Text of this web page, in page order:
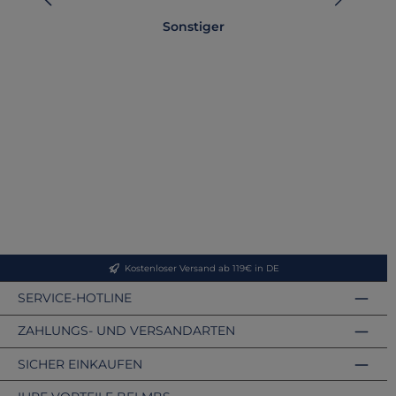
Sonstiger
Kostenloser Versand ab 119€ in DE
SERVICE-HOTLINE
ZAHLUNGS- UND VERSANDARTEN
SICHER EINKAUFEN